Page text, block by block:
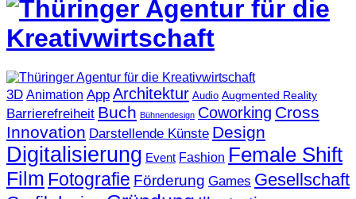
3D Animation App Architektur Audio Augmented Reality
Barrierefreiheit Buch Bühnendesign Coworking Cross
Innovation Darstellende Künste Design
Digitalisierung Event Fashion Female Shift
Film Fotografie Förderung Games Gesellschaft